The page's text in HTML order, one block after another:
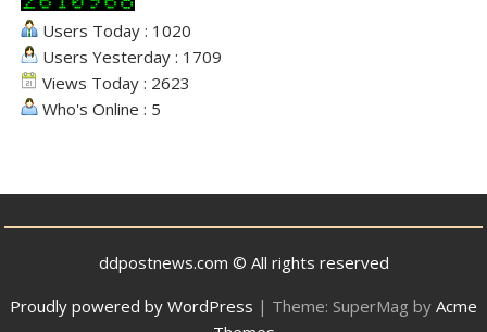
Users Today : 1020
Users Yesterday : 1709
Views Today : 2623
Who's Online : 5
ddpostnews.com © All rights reserved
Proudly powered by WordPress | Theme: SuperMag by Acme